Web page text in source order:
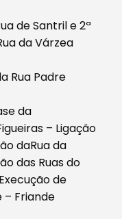
de Santril e 2ª
da Várzea
Rua Padre
da
– Ligação
daRua da
das Ruas do
de
– Friande